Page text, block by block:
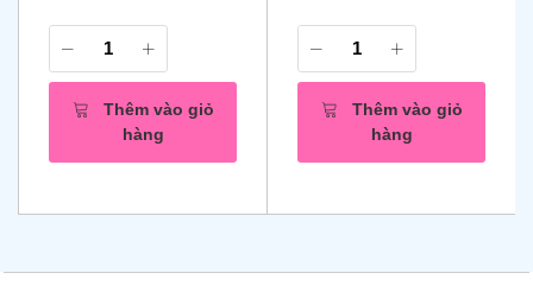
Thêm vào giỏ
hàng
Thêm vào giỏ
hàng